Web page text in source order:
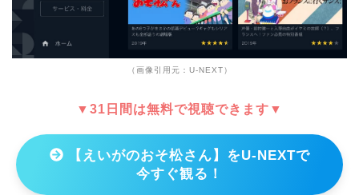
（画像引用元：U-NEXT）
▼31日間は無料で視聴できます▼
【えいがのおそ松さん】をU-NEXTで
今すぐ観る！